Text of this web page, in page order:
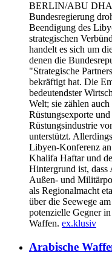
BERLIN/ABU
Bundesregierung
Beendigung des
strategischen
handelt es sich um
denen die
"Strategische
bekräftigt hat. Die
bedeutendster
Welt; sie zählen
Rüstungsexporte
Rüstungsindustrie
unterstützt.
Libyen-Konferenz
Khalifa Haftar und
Hintergrund ist, dass
Außen- und
als Regionalmacht
über die Seewege
potenzielle Gegner
Waffen. ex.klusiv
Arabische